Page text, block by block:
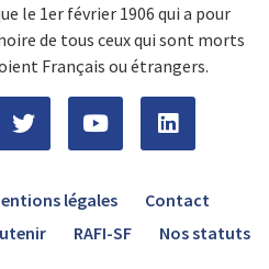
le 1er février 1906 qui a pour
de tous ceux qui sont morts
Français ou étrangers.
légales
Contact
RAFI-SF Nos statuts